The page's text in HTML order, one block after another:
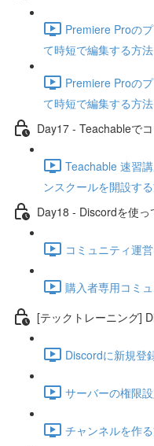
Premiere Proの
て時短で編集する方
Premiere Proの
て時短で編集する方
Day17 - Teachableで
Teachable 速習
ンスクールを開設す
Day18 - Discordを使
コミュニティ運
購入者専用コミ
[テックトレーニング]
Discordに新規登
サーバーの権限
チャンネルを作